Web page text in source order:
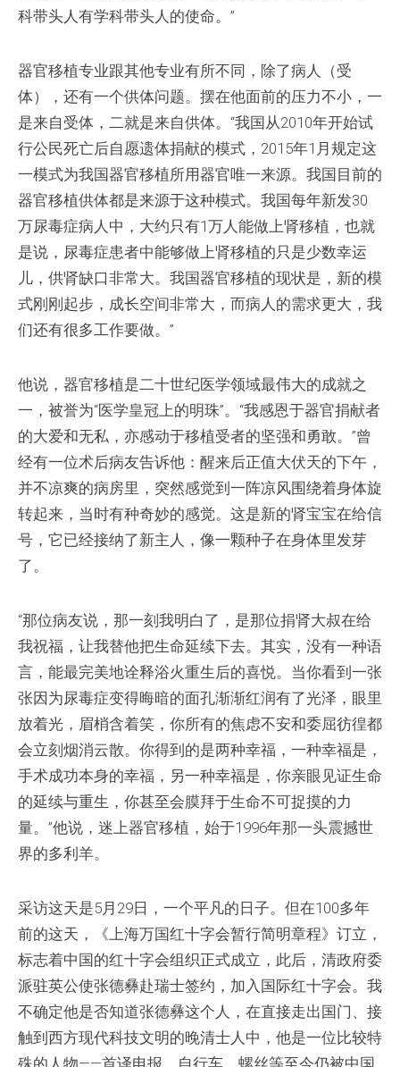
科带头人有学科带头人的使命。”
器官移植专业跟其他专业有所不同，除了病人（受
体），还有一个供体问题。摆在他面前的压力不小，一
是来自受体，二就是来自供体。“我国从2010年开始试
行公民死亡后自愿遗体捐献的模式，2015年1月规定这
一模式为我国器官移植所用器官唯一来源。我国目前的
器官移植供体都是来源于这种模式。我国每年新发30
万尿毒症病人中，大约只有1万人能做上肾移植，也就
是说，尿毒症患者中能够做上肾移植的只是少数幸运
儿，供肾缺口非常大。我国器官移植的现状是，新的模
式刚刚起步，成长空间非常大，而病人的需求更大，我
们还有很多工作要做。”
他说，器官移植是二十世纪医学领域最伟大的成就之
一，被誉为“医学皇冠上的明珠”。“我感恩于器官捐献者
的大爱和无私，亦感动于移植受者的坚强和勇敢。”曾
经有一位术后病友告诉他：醒来后正值大伏天的下午，
并不凉爽的病房里，突然感觉到一阵凉风围绕着身体旋
转起来，当时有种奇妙的感觉。这是新的肾宝宝在给信
号，它已经接纳了新主人，像一颗种子在身体里发芽
了。
“那位病友说，那一刻我明白了，是那位捐肾大叔在给
我祝福，让我替他把生命延续下去。其实，没有一种语
言，能最完美地诠释浴火重生后的喜悦。当你看到一张
张因为尿毒症变得晦暗的面孔渐渐红润有了光泽，眼里
放着光，眉梢含着笑，你所有的焦虑不安和委屈彷徨都
会立刻烟消云散。你得到的是两种幸福，一种幸福是，
手术成功本身的幸福，另一种幸福是，你亲眼见证生命
的延续与重生，你甚至会膜拜于生命不可捉摸的力
量。”他说，迷上器官移植，始于1996年那一头震撼世
界的多利羊。
采访这天是5月29日，一个平凡的日子。但在100多年
前的这天，《上海万国红十字会暂行简明章程》订立，
标志着中国的红十字会组织正式成立，此后，清政府委
派驻英公使张德彝赴瑞士签约，加入国际红十字会。我
不确定他是否知道张德彝这个人，在直接走出国门、接
触到西方现代科技文明的晚清士人中，他是一位比较特
殊的人物——首译电报、自行车、螺丝等至今仍被中国